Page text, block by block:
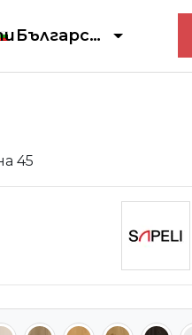
Български
45